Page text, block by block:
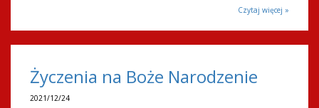
Czytaj więcej »
Życzenia na Boże Narodzenie
2021/12/24